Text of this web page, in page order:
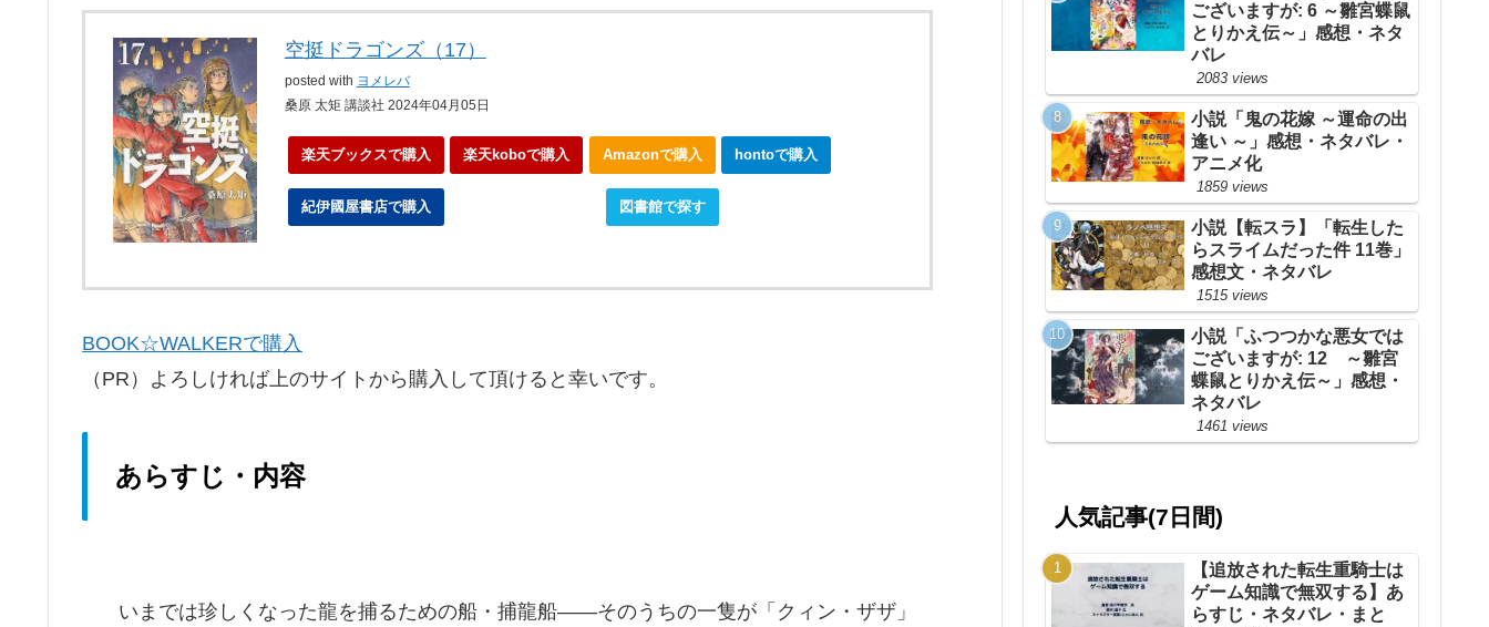
空挺ドラゴンズ（17）
posted with ヨメレバ
桑原 太矩 講談社 2024年04月05日
楽天ブックスで購入 楽天koboで購入 Amazonで購入 hontoで購入
紀伊國屋書店で購入 図書館で探す
BOOK☆WALKERで購入
（PR）よろしければ上のサイトから購入して頂けると幸いです。
あらすじ・内容
いまでは珍しくなった龍を捕るための船・捕龍船――そのうちの一隻が「クィン・ザザ」
ございますが: 6 ～雛宮蝶鼠
とりかえ伝～」感想・ネタ
バレ
2083 views
小説「鬼の花嫁 ～運命の出
逢い ～」感想・ネタバレ・
アニメ化
1859 views
小説【転スラ】「転生した
らスライムだった件 11巻」
感想文・ネタバレ
1515 views
小説「ふつつかな悪女では
ございますが: 12 ～雛宮
蝶鼠とりかえ伝～」感想・
ネタバレ
1461 views
人気記事(7日間)
【追放された転生重騎士は
ゲーム知識で無双する】あ
らすじ・ネタバレ・まと